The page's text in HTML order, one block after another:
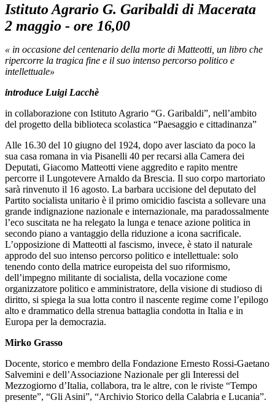
Istituto Agrario G. Garibaldi di Macerata
2 maggio - ore 16,00
« in occasione del centenario della morte di Matteotti, un libro che
ripercorre la tragica fine e il suo intenso percorso politico e
intellettuale»
introduce Luigi Lacchè
in collaborazione con Istituto Agrario “G. Garibaldi”, nell’ambito
del progetto della biblioteca scolastica “Paesaggio e cittadinanza”
Alle 16.30 del 10 giugno del 1924, dopo aver lasciato da poco la
sua casa romana in via Pisanelli 40 per recarsi alla Camera dei
Deputati, Giacomo Matteotti viene aggredito e rapito mentre
percorre il Lungotevere Arnaldo da Brescia. Il suo corpo martoriato
sarà rinvenuto il 16 agosto. La barbara uccisione del deputato del
Partito socialista unitario è il primo omicidio fascista a sollevare una
grande indignazione nazionale e internazionale, ma paradossalmente
l’eco suscitata ne ha relegato la lunga e tenace azione politica in
secondo piano a vantaggio della riduzione a icona sacrificale.
L’opposizione di Matteotti al fascismo, invece, è stato il naturale
approdo del suo intenso percorso politico e intellettuale: solo
tenendo conto della matrice europeista del suo riformismo,
dell’impegno militante di socialista, della vocazione come
organizzatore politico e amministratore, della visione di studioso di
diritto, si spiega la sua lotta contro il nascente regime come l’epilogo
alto e drammatico della strenua battaglia condotta in Italia e in
Europa per la democrazia.
Mirko Grasso
Docente, storico e membro della Fondazione Ernesto Rossi-Gaetano
Salvemini e dell’Associazione Nazionale per gli Interessi del
Mezzogiorno d’Italia, collabora, tra le altre, con le riviste “Tempo
presente”, “Gli Asini”, “Archivio Storico della Calabria e Lucania”.